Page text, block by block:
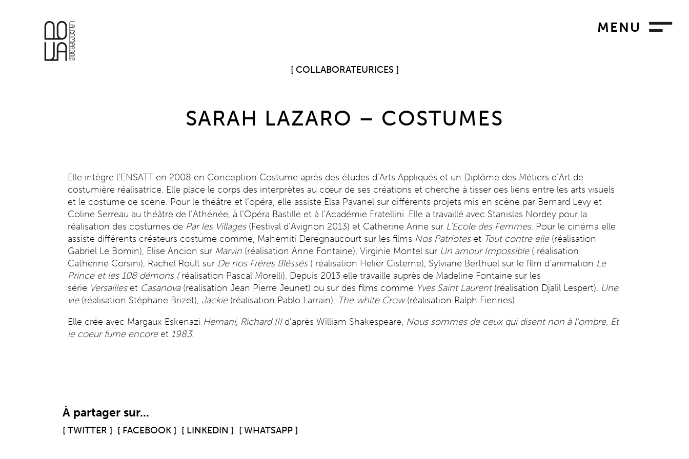
MENU
COLLABORATEURICES
SARAH LAZARO – COSTUMES
Elle intègre l’ENSATT en 2008 en Conception Costume après des études d’Arts Appliqués et un Diplôme des Métiers d’Art de
costumière réalisatrice. Elle place le corps des interprètes au cœur de ses créations et cherche à tisser des liens entre les arts visuels
et le costume de scène. Pour le théâtre et l’opéra, elle assiste Elsa Pavanel sur différents projets mis en scène par Bernard Levy et
Coline Serreau au théâtre de l’Athénée, à l’Opéra Bastille et à l’Académie Fratellini. Elle a travaillé avec Stanislas Nordey pour la
réalisation des costumes de Par les Villages (Festival d’Avignon 2013) et Catherine Anne sur L’Ecole des Femmes. Pour le cinéma elle
assiste différents créateurs costume comme, Mahemiti Deregnaucourt sur les films Nos Patrioteset Tout contre elle(réalisation
Gabriel Le Bomin), Elise Ancion sur Marvin (réalisation Anne Fontaine), Virginie Montel sur Un amour Impossible( réalisation
Catherine Corsini), Rachel Roult sur De nos Frères Bléssés( réalisation Helier Cisterne), Sylviane Berthuel sur le film d’animation Le
Prince et les 108 démons (réalisation Pascal Morelli). Depuis 2013 elle travaille auprès de Madeline Fontaine sur les
série Versailleset Casanova (réalisation Jean Pierre Jeunet) ou sur des films comme Yves Saint Laurent(réalisation Djalil Lespert), Une
vie(réalisation Stéphane Brizet), Jackie(réalisation Pablo Larrain), The white Crow(réalisation Ralph Fiennes).
Elle crée avec Margaux Eskenazi Hernani, Richard III d’après William Shakespeare, Nous sommes de ceux qui disent non à l’ombre, Et
le coeur fume encoreet 1983.
À partager sur...
[ TWITTER ] [ FACEBOOK ] [ LINKEDIN ] [ WHATSAPP ]